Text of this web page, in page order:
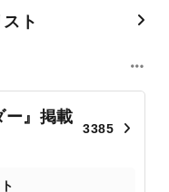
ト
ー』掲載
3385